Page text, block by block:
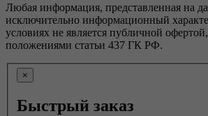
Любая информация, представленная на
исключительно информационный
условиях не является публичной
положениями статьи 437 ГК РФ.
×
Быстрый заказ